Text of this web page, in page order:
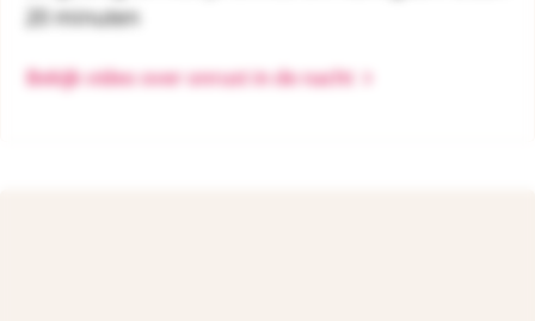
20 minuten
Bekijk video over onrust in de nacht